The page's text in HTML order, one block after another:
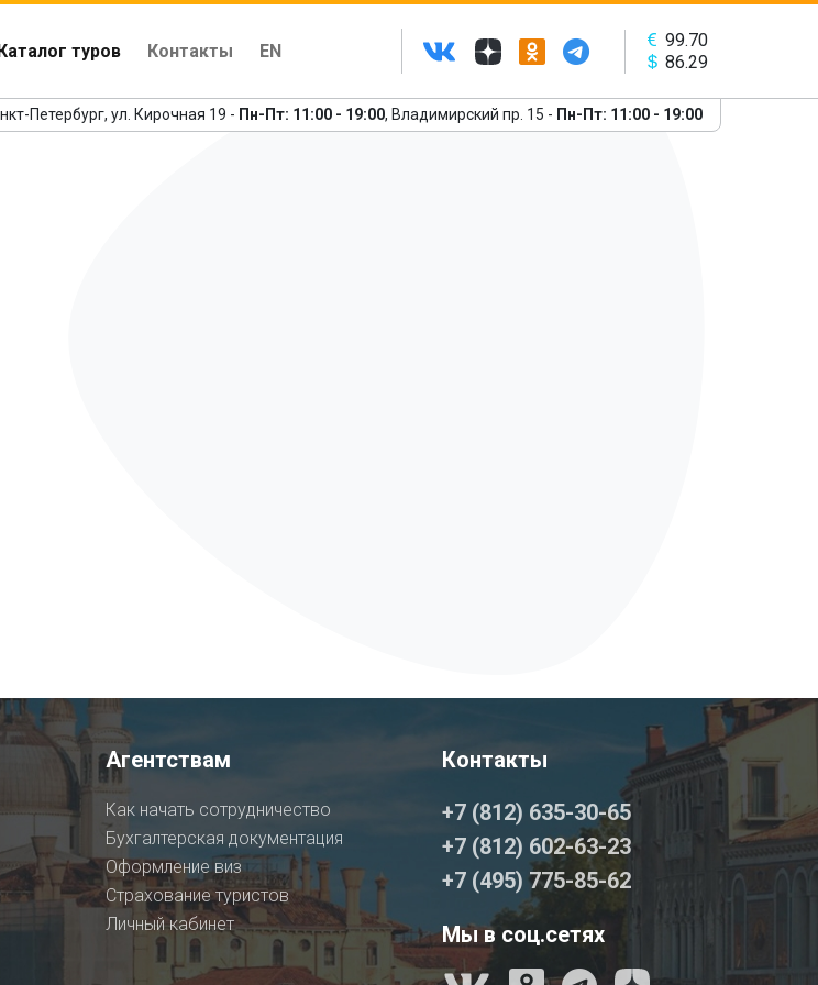
туров Контакты EN
99.70
86.29
Петербург, ул. Кирочная 19 - Пн-Пт: 11:00 - 19:00, Владимирский пр. 15 - Пн-Пт: 11:00 - 19:00
Агентствам
Как начать сотрудничество
Бухгалтерская документация
Оформление виз
Страхование туристов
Личный кабинет
Контакты
+7 (812) 635-30-65
+7 (812) 602-63-23
+7 (495) 775-85-62
Мы в соц.сетях